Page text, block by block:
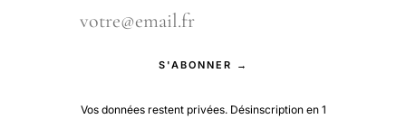
S'ABONNER →
Vos données restent privées. Désinscription en 1